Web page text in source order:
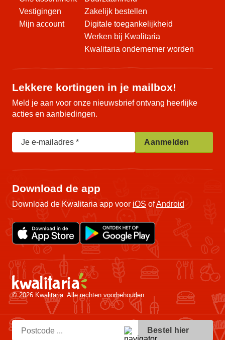
Vestigingen
Mijn account
Zakelijk bestellen
Digitale toegankelijkheid
Werken bij Kwalitaria
Kwalitaria ondernemer worden
Lekkere kortingen in je mailbox!
Meld je aan voor onze nieuwsbrief ontvang heerlijke
acties en aanbiedingen.
Je e-mailadres Aanmelden
Download de app
Download de Kwalitaria app voor iOS ofAndroid
© 2026 Kwalitaria. Alle rechten voorbehouden.
Bestel hier